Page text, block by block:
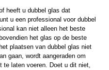
heeft u dubbel glas dat
u een professional voor dubbel
kan niet alleen het beste
het glas op de beste
plaatsen van dubbel glas niet
gaan, wordt aangeraden om
te laten voeren. Doet u dit niet,